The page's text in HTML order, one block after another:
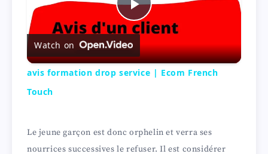
P
l
y
Watch on
avis formation drop service | Ecom French
Touch
Le jeune garçon est donc orphelin et verra ses
nourrices successives le refuser. Il est considérer